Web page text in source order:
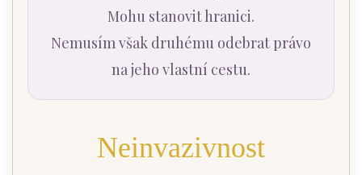
Mohu stanovit hranici.
Nemusím však druhému odebrat právo
na jeho vlastní cestu.
Neinvazivnost